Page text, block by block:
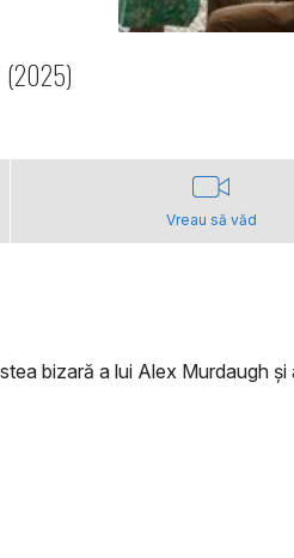
(2025)
Vreau să văd
bizară a lui Alex Murdaugh